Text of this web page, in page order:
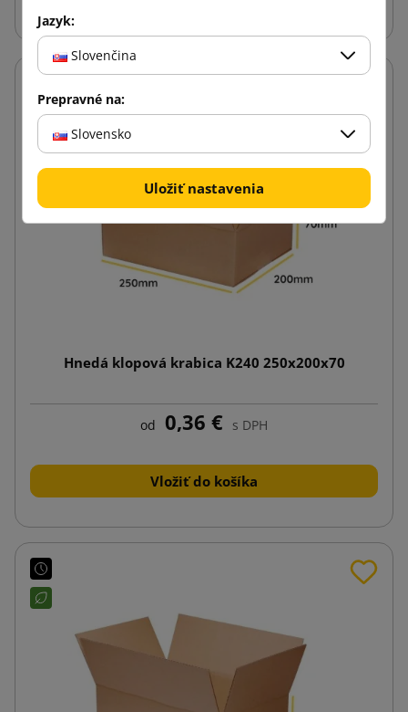
Hnedá klopová krabica K240 250x200x70
od 0,36 € s DPH
Vložiť do košíka
Jazyk:
Slovenčina
Prepravné na:
Slovensko
Uložiť nastavenia